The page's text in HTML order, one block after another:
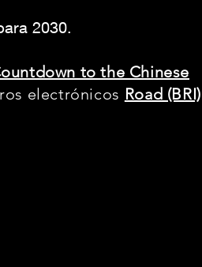
2030.
to the Chinese
electrónicos Road (BRI)